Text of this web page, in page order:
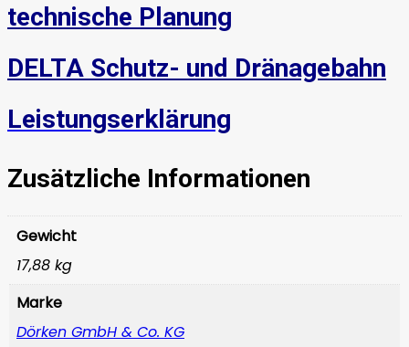
technische Planung
DELTA Schutz- und Dränagebahn
Leistungserklärung
Zusätzliche Informationen
Gewicht
17,88 kg
Marke
Dörken GmbH & Co. KG